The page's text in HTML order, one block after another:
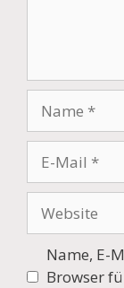
Mail
Name, E-
Browser